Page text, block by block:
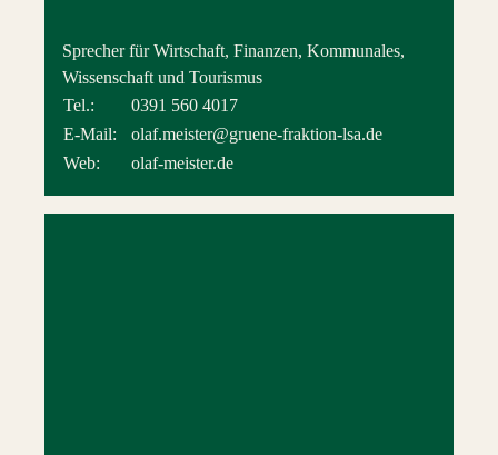
Sprecher für Wirtschaft, Finanzen, Kommunales,
Wissenschaft und Tourismus
Tel.:
0391 560 4017
E-Mail:
olaf.meister@gruene-fraktion-lsa.de
Web:
olaf-meister.de